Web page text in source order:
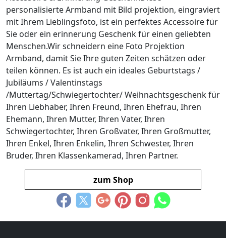
personalisierte Armband mit Bild projektion, eingraviert
mit Ihrem Lieblingsfoto, ist ein perfektes Accessoire für
Sie oder ein erinnerung Geschenk für einen geliebten
Menschen.Wir schneidern eine Foto Projektion
Armband, damit Sie Ihre guten Zeiten schätzen oder
teilen können. Es ist auch ein ideales Geburtstags /
Jubiläums / Valentinstags
/Muttertag/Schwiegertochter/ Weihnachtsgeschenk für
Ihren Liebhaber, Ihren Freund, Ihren Ehefrau, Ihren
Ehemann, Ihren Mutter, Ihren Vater, Ihren
Schwiegertochter, Ihren Großvater, Ihren Großmutter,
Ihren Enkel, Ihren Enkelin, Ihren Schwester, Ihren
Bruder, Ihren Klassenkamerad, Ihren Partner.
zum Shop